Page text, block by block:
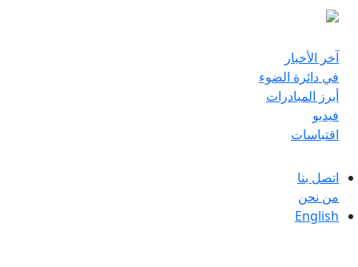
آخر الأخبار
في دائرة الضوء
أبرز المبادرات
فيديو
اقتباسات
اتصل بنا
من نحن
English